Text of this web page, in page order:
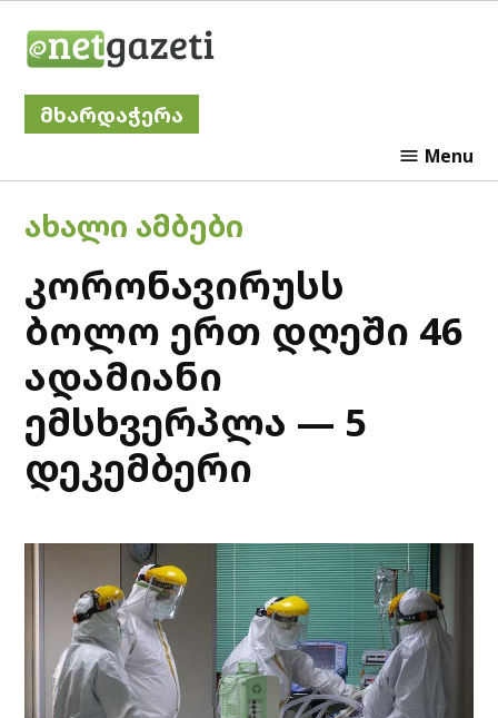
მხარდაჭერა
Menu
POSTED
ᲐᲮᲐᲚᲘ ᲐᲛᲑᲔᲑᲘ
კორონავირუსს
ბოლო ერთ დღეში 46
ადამიანი
ემსხვერპლა — 5
დეკემბერი